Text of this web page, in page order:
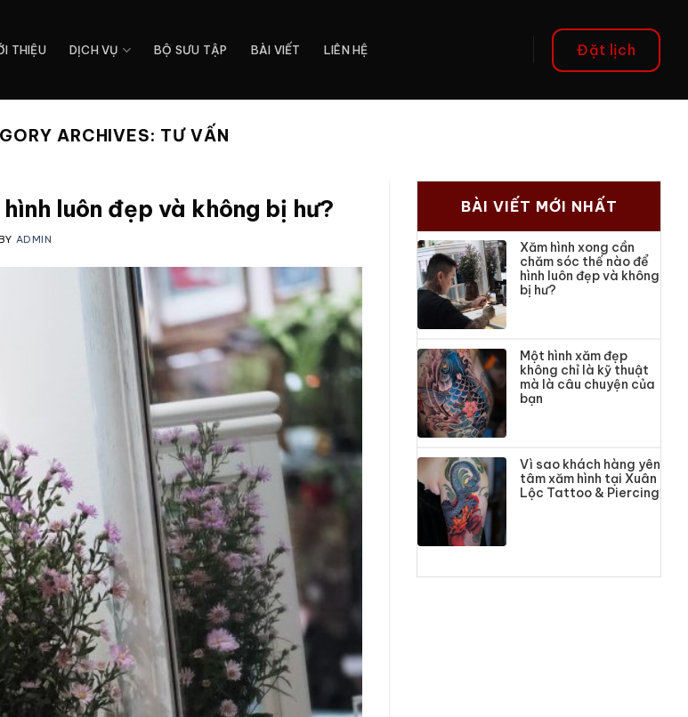
THIỆU DỊCH VỤ BỘ SƯU TẬP BÀI VIẾT LIÊN HỆ Đặt lịch
ARCHIVES: TƯ VẤN
luôn đẹp và không bị hư?
ADMIN
BÀI VIẾT MỚI NHẤT
Xăm hình xong cần
chăm sóc thế nào để
hình luôn đẹp và không
bị hư?
Một hình xăm đẹp
không chỉ là kỹ thuật
mà là câu chuyện của
bạn
Vì sao khách hàng yên
tâm xăm hình tại Xuân
Lộc Tattoo & Piercing